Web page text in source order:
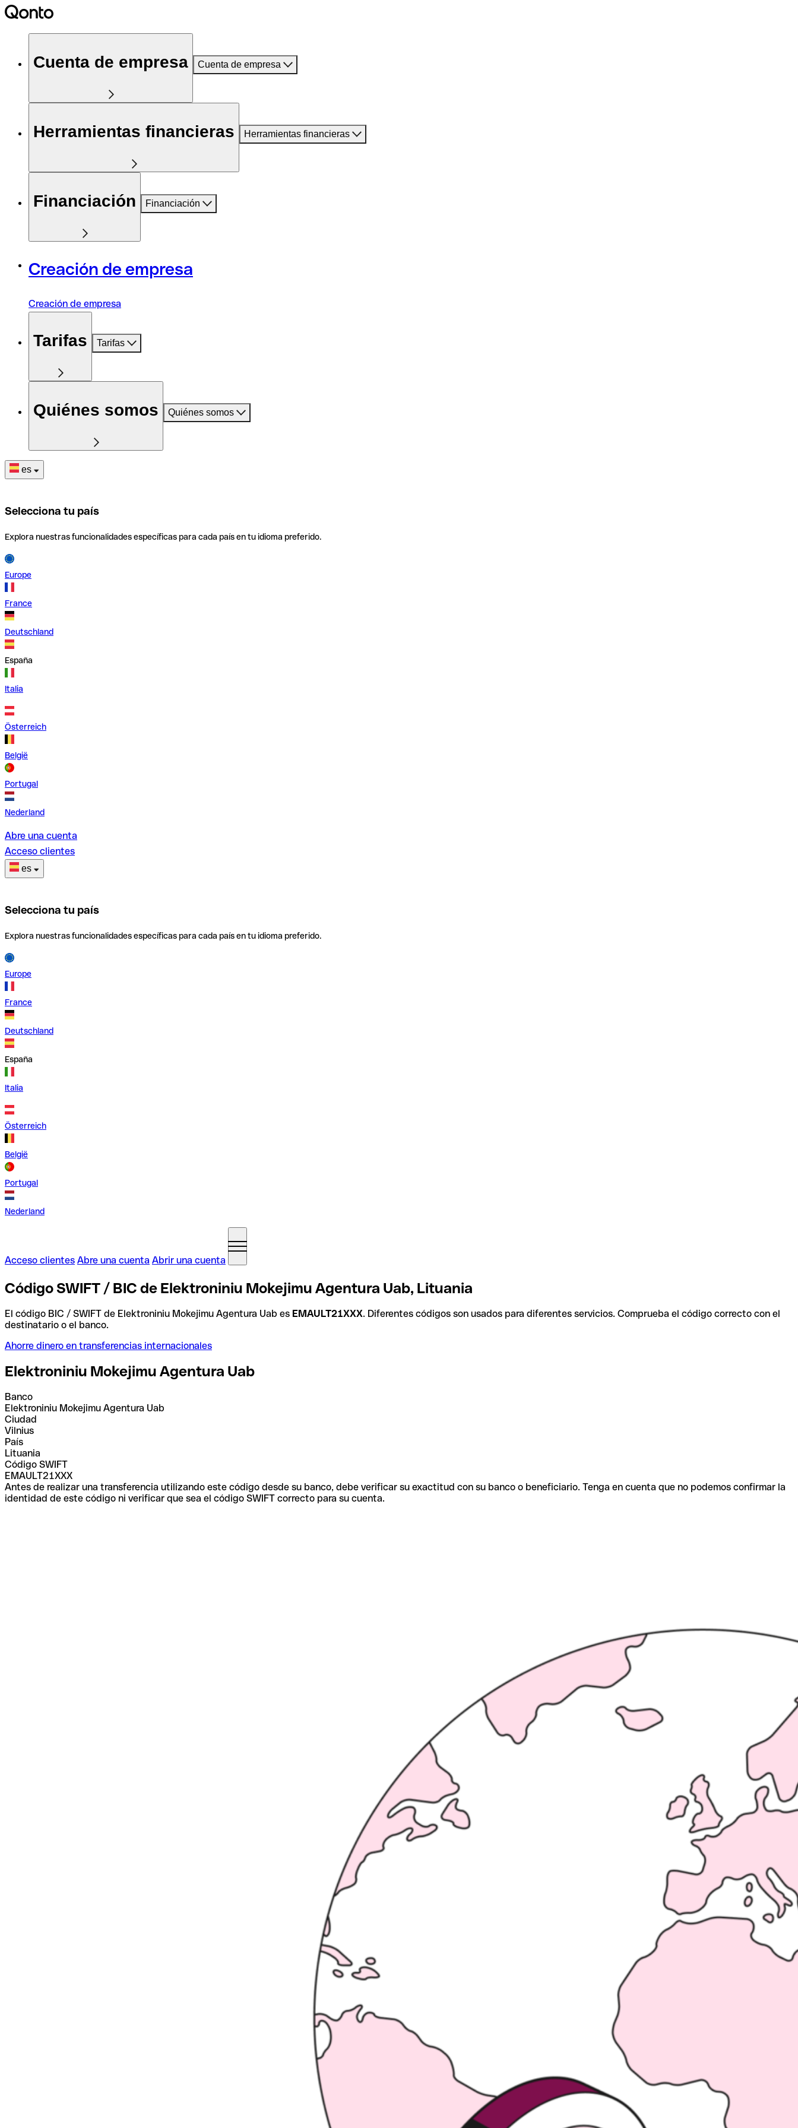
Cuenta de empresa Cuenta de empresa
Herramientas financieras Herramientas financieras
Financiación Financiación
Creación de empresa
Creación de empresa
Tarifas Tarifas
Quiénes somos Quiénes somos
es
Selecciona tu país
Explora nuestras funcionalidades específicas para cada país en tu idioma preferido.
Europe
France
Deutschland
España
Italia
Österreich
België
Portugal
Nederland
Abre una cuenta
Acceso clientes
es
Selecciona tu país
Explora nuestras funcionalidades específicas para cada país en tu idioma preferido.
Europe
France
Deutschland
España
Italia
Österreich
België
Portugal
Nederland
Acceso clientes Abre una cuenta Abrir una cuenta
Código SWIFT / BIC de Elektroniniu Mokejimu Agentura Uab, Lituania
El código BIC / SWIFT de Elektroniniu Mokejimu Agentura Uab es EMAULT21XXX. Diferentes códigos son usados para diferentes servicios. Comprueba el código correcto con el
destinatario o el banco.
Ahorre dinero en transferencias internacionales
Elektroniniu Mokejimu Agentura Uab
Banco
Elektroniniu Mokejimu Agentura Uab
Ciudad
Vilnius
País
Lituania
Código SWIFT
EMAULT21XXX
Antes de realizar una transferencia utilizando este código desde su banco, debe verificar su exactitud con su banco o beneficiario. Tenga en cuenta que no podemos confirmar la
identidad de este código ni verificar que sea el código SWIFT correcto para su cuenta.